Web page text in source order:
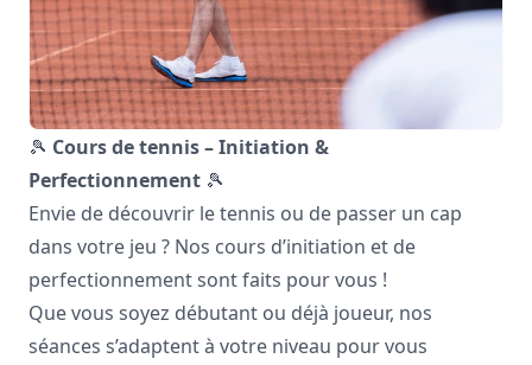
🎾 Cours de tennis – Initiation &
Perfectionnement 🎾
Envie de découvrir le tennis ou de passer un cap
dans votre jeu ? Nos cours d’initiation et de
perfectionnement sont faits pour vous !
Que vous soyez débutant ou déjà joueur, nos
séances s’adaptent à votre niveau pour vous